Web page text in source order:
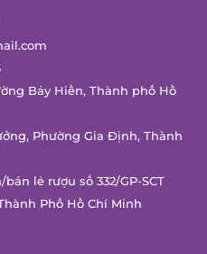
Bảy Hiền, Thành phố Hồ
Phường Gia Định, Thành
lẻ rượu số 332/GP-SCT
Phố Hồ Chí Minh